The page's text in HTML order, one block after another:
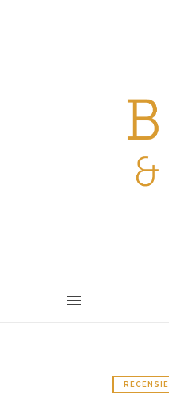
RECENSIE